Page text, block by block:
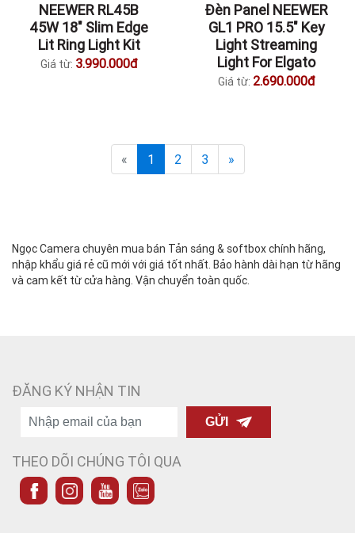
NEEWER RL45B
45W 18″ Slim Edge
Lit Ring Light Kit
Giá từ: 3.990.000đ
Đèn Panel NEEWER
GL1 PRO 15.5″ Key
Light Streaming
Light For Elgato
Giá từ: 2.690.000đ
« 1 2 3 »
Ngọc Camera chuyên mua bán Tản sáng & softbox chính hãng,
nhập khẩu giá rẻ cũ mới với giá tốt nhất. Bảo hành dài hạn từ hãng
và cam kết từ cửa hàng. Vận chuyển toàn quốc.
ĐĂNG KÝ NHẬN TIN
GỬI
THEO DÕI CHÚNG TÔI QUA